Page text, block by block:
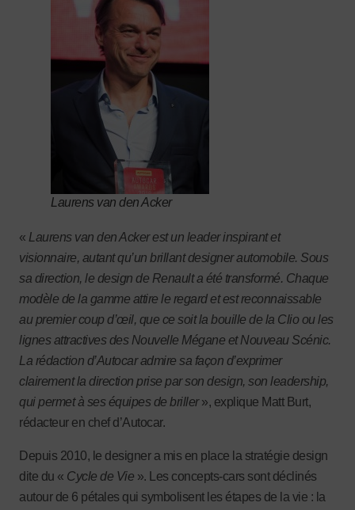
Laurens van den Acker
« Laurens van den Acker est un leader inspirant et
visionnaire, autant qu’un brillant designer automobile. Sous
sa direction, le design de Renault a été transformé. Chaque
modèle de la gamme attire le regard et est reconnaissable
au premier coup d’œil, que ce soit la bouille de la Clio ou les
lignes attractives des Nouvelle Mégane et Nouveau Scénic.
La rédaction d’Autocar admire sa façon d’exprimer
clairement la direction prise par son design, son leadership,
qui permet à ses équipes de briller», explique Matt Burt,
rédacteur en chef d’Autocar.
Depuis 2010, le designer a mis en place la stratégie design
dite du « Cycle de Vie ». Les concepts-cars sont déclinés
autour de 6 pétales qui symbolisent les étapes de la vie : la